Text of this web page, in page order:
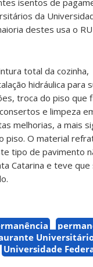
da
destes usa o
total da cozinha,
hidráulica para
troca do piso que
e limpeza
melhorias, a mais
piso. O material
tipo de pavimento
Catarina e teve que
Universidade